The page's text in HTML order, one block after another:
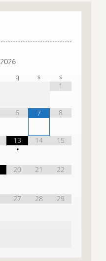
2026
q s s
1
6 7 8
13
•
14 15
20 21 22
27 28 29